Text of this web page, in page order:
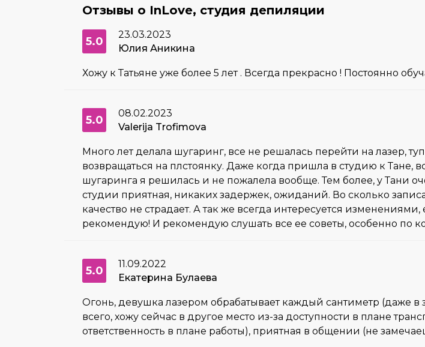
Отзывы о InLove, студия депиляции
5.0
23.03.2023
Юлия Аникина
Хожу к Татьяне уже более 5 лет . Всегда прекрасно ! Постоянно
5.0
08.02.2023
Valerija Trofimova
Много лет делала шугаринг, все не решалась перейти на лазер,
возвращаться на плстоянку. Даже когда пришла в студию к Тане,
шугаринга я решилась и не пожалела вообще. Тем более, у Тани
студии приятная, никаких задержек, ожиданий. Во сколько
качество не страдает. А так же всегда интересуется
рекомендую! И рекомендую слушать все ее советы, особенно по
5.0
11.09.2022
Екатерина Булаева
Огонь, девушка лазером обрабатывает каждый сантиметр (даже
всего, хожу сейчас в другое место из-за доступности в плане
ответственность в плане работы), приятная в общении (не